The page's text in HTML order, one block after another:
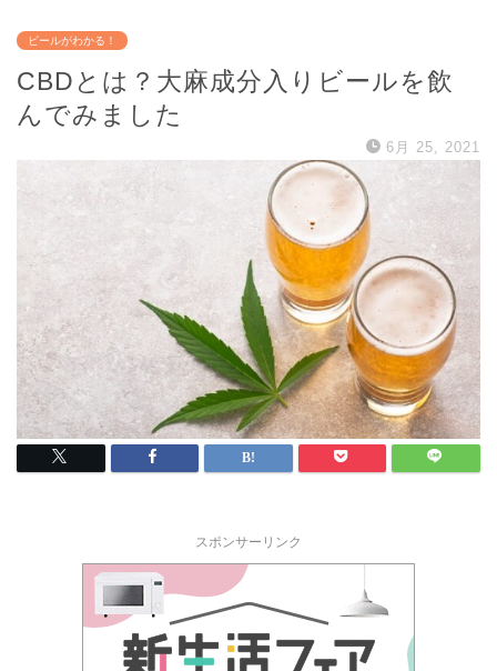
ビールがわかる！
CBDとは？大麻成分入りビールを飲
んでみました
6月 25, 2021
スポンサーリンク